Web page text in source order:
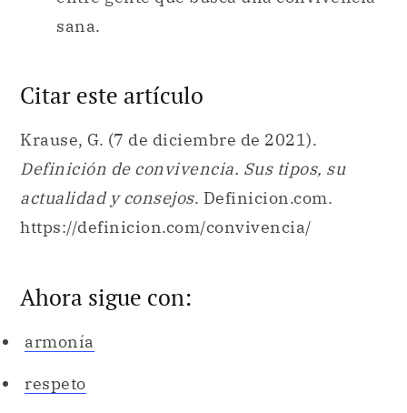
sana.
Citar este artículo
Krause, G. (7 de diciembre de 2021).
Definición de convivencia. Sus tipos, su
actualidad y consejos. Definicion.com.
https://definicion.com/convivencia/
Ahora sigue con:
armonía
respeto